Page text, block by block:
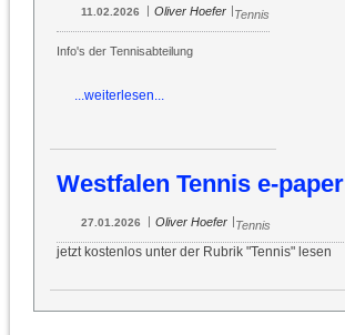
11.02.2026 Oliver Hoefer Tennis
Info's der Tennisabteilung
...weiterlesen...
Westfalen Tennis e-paper
27.01.2026 | Oliver Hoefer |Tennis
jetzt kostenlos unter der Rubrik "Tennis" lesen